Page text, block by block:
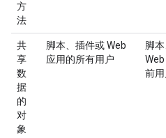
方
法
共
享
数
据
的
对
象
脚本、插件或 Web
应用的所有用户
脚
前用